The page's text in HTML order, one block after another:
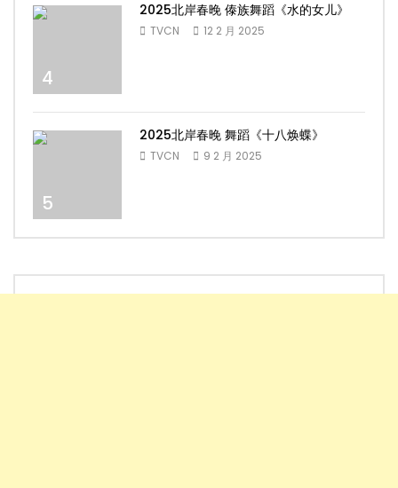
4
2025北岸春晚 傣族舞蹈《水的女儿》
TVCN 12 2 月 2025
5
2025北岸春晚 舞蹈《十八焕蝶》
TVCN 9 2 月 2025